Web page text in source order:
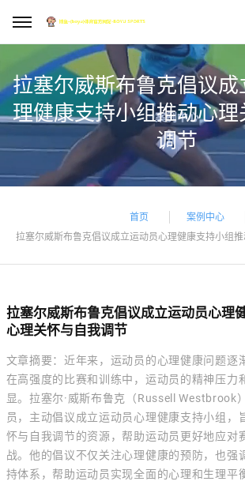
拉塞尔威斯布鲁克倡议
理健康支持小组推动心
调节
首页
案例中心
拉塞尔威斯布鲁克倡议成立运动员心理健康支持小组
拉塞尔威斯布鲁克倡议成立运动员心理
心理关怀与自我调节
文章摘要：近年来，运动员的心理健康问题逐
在高强度的比赛和训练中，运动员的精神压力
显。拉塞尔·威斯布鲁克（Russell Westbrook
员，主动倡议成立运动员心理健康支持小组，
怀与自我调节的资源，帮助运动员更好地应对
战。他的倡议不仅关注心理健康的预防，也强
持体系，帮助运动员实现全面的心理和生理平